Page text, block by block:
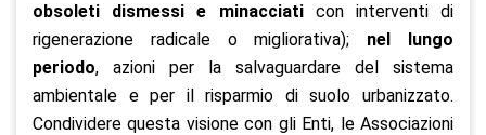
obsoleti dismessi e minacciaticon interventi di
rigenerazione radicale o migliorativa); nel lungo
periodo, azioni per la salvaguardare del sistema
ambientale e per il risparmio di suolo urbanizzato.
Condividere questa visione con gli Enti, le Associazioni